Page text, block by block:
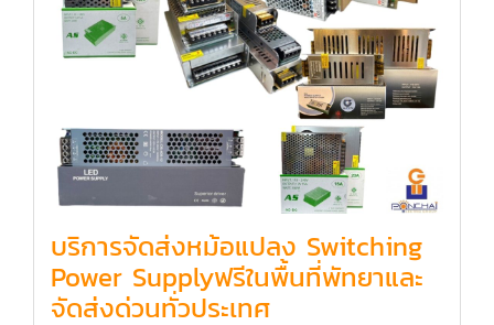
บริการจัดส่งหม้อแปลง Switching
Power Supplyฟรีในพื้นที่พัทยาและ
จัดส่งด่วนทั่วประเทศ